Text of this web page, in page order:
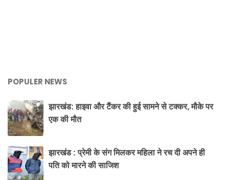
POPULER NEWS
झारखंड: हाइवा और टैंकर की हुई सामने से टक्कर, मौके पर
एक की मौत
झारखंड : प्रेमी के संग मिलकर महिला ने रच दी अपने ही
पति को मारने की साजिश